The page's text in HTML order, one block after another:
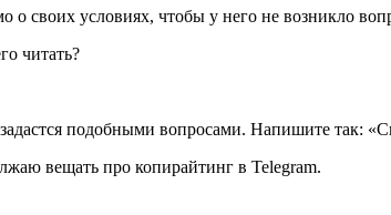
своих условиях, чтобы у него не возникло
читать?
подобными вопросами. Напишите так:
вещать про копирайтинг в Telegram.